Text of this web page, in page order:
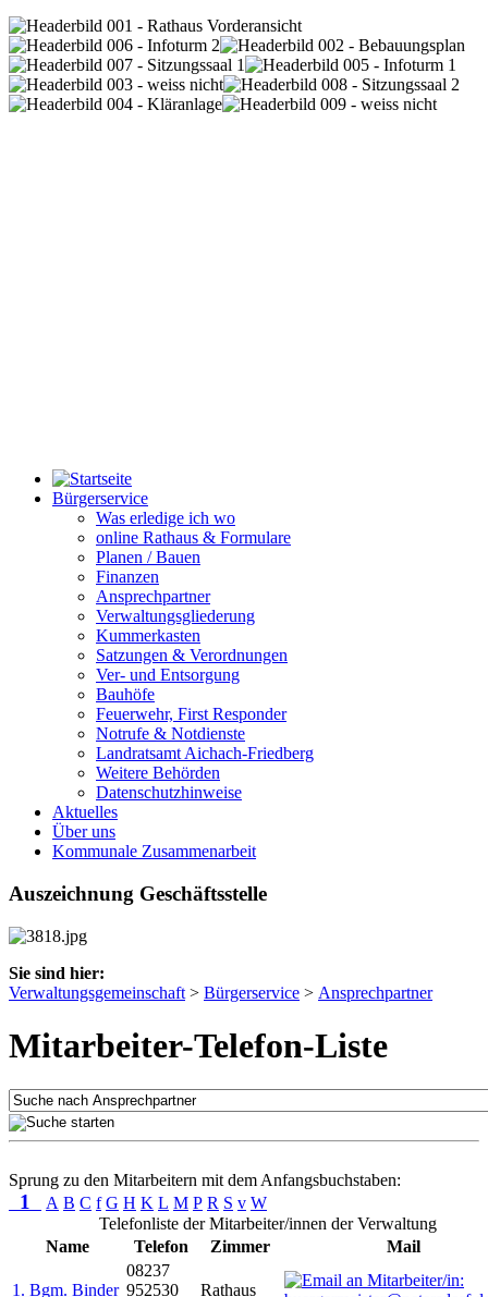
Bürgerservice
Was erledige ich wo
online Rathaus & Formulare
Planen / Bauen
Finanzen
Ansprechpartner
Verwaltungsgliederung
Kummerkasten
Satzungen & Verordnungen
Ver- und Entsorgung
Bauhöfe
Feuerwehr, First Responder
Notrufe & Notdienste
Landratsamt Aichach-Friedberg
Weitere Behörden
Datenschutzhinweise
Aktuelles
Über uns
Kommunale Zusammenarbeit
Auszeichnung Geschäftsstelle
Sie sind hier:
Verwaltungsgemeinschaft > Bürgerservice > Ansprechpartner
Mitarbeiter-Telefon-Liste
Sprung zu den Mitarbeitern mit dem Anfangsbuchstaben:
1 A B C f G H K L M P R S v W
Telefonliste der Mitarbeiter/innen der Verwaltung
Name
Telefon Zimmer Mail
1. Bgm. Binder
08237
952530
Rathaus